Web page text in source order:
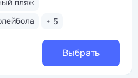
пляж
+ 5
Выбрать